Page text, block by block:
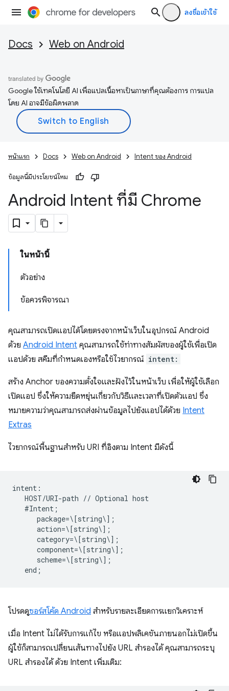
ลงชื่อเข้าใช้
Docs Web on Android
Google ใช้เทคโนโลยี AI เพื่อแปลเนื้อหาเป็นภาษาที่คุณต้องการ การแปล
โดย AI อาจมีข้อผิดพลาด
หน้าแรก Docs Web on Android Intent ของ Android
ข้อมูลนี้มีประโยชน์ไหม
Android Intent ที่มี Chrome
ในหน้านี้
ตัวอย่าง
ข้อควรพิจารณา
คุณสามารถเปิดแอปได้โดยตรงจากหน้าเว็บในอุปกรณ์ Android
ด้วย Android Intent คุณสามารถใช้ท่าทางสัมผัสของผู้ใช้เพื่อเปิด
แอปด้วย สคีมที่กำหนดเองหรือใช้ไวยากรณ์ intent:
สร้าง Anchor ของความตั้งใจและฝังไว้ในหน้าเว็บ เพื่อให้ผู้ใช้เลือก
เปิดแอป ซึ่งให้ความยืดหยุ่นเกี่ยวกับวิธีและเวลาที่เปิดตัวแอป ซึ่ง
หมายความว่าคุณสามารถส่งผ่านข้อมูลไปยังแอปได้ด้วย Intent
Extras
ไวยากรณ์พื้นฐานสำหรับ URI ที่อิงตาม Intent มีดังนี้
intent:
   HOST/URI-path // Optional host
   #Intent;
      package=\[string\];
      action=\[string\];
      category=\[string\];
      component=\[string\];
      scheme=\[string\];
โปรดดูซอร์สโค้ด Android สำหรับรายละเอียดการแยกวิเคราะห์
เมื่อ Intent ไม่ได้รับการแก้ไข หรือแอปพลิเคชันภายนอกไม่เปิดขึ้น
ผู้ใช้ก็สามารถเปลี่ยนเส้นทางไปยัง URL สำรองได้ คุณสามารถระบุ
URL สำรองได้ ด้วย Intent เพิ่มเติม: